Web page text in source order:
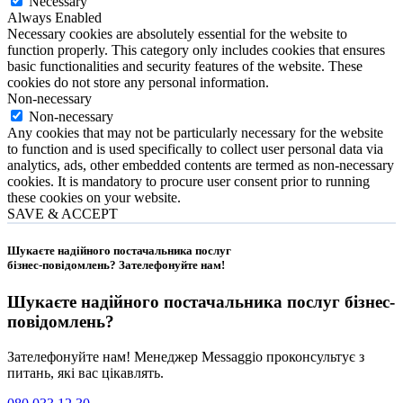
Always Enabled
Necessary cookies are absolutely essential for the website to
function properly. This category only includes cookies that ensures
basic functionalities and security features of the website. These
cookies do not store any personal information.
Non-necessary
Non-necessary
Any cookies that may not be particularly necessary for the website
to function and is used specifically to collect user personal data via
analytics, ads, other embedded contents are termed as non-necessary
cookies. It is mandatory to procure user consent prior to running
these cookies on your website.
SAVE & ACCEPT
Шукаєте надійного постачальника послуг
бізнес-повідомлень? Зателефонуйте нам!
Шукаєте надійного постачальника послуг бізнес-
повідомлень?
Зателефонуйте нам! Менеджер Messaggio проконсультує з
питань, які вас цікавлять.